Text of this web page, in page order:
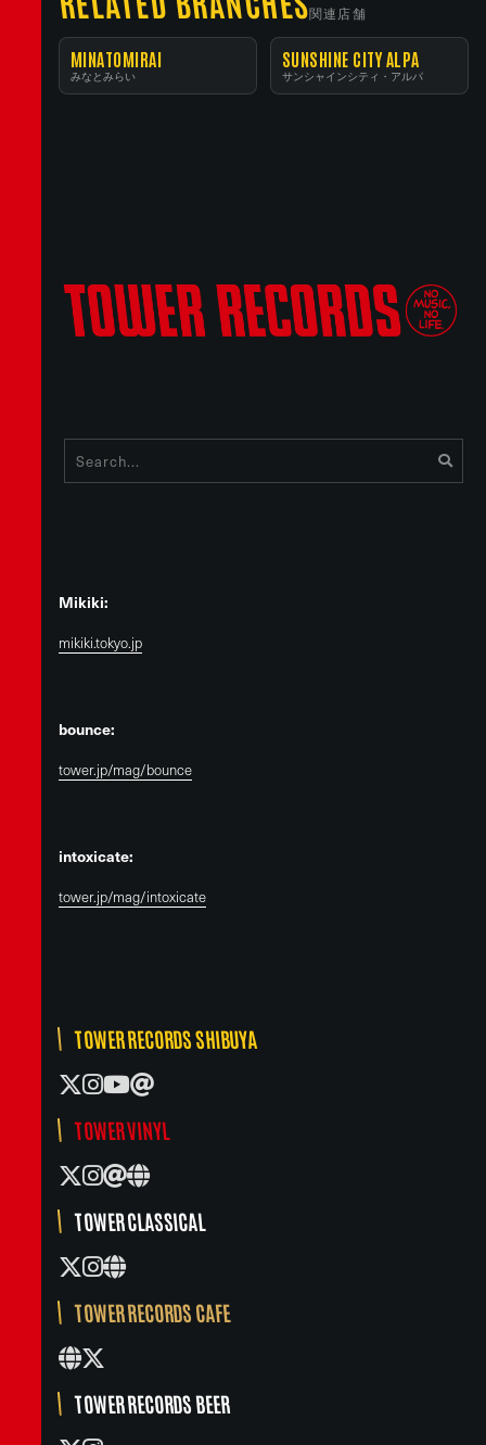
関連店舗
MINATOMIRAI
みなとみらい
SUNSHINE CITY ALPA
サンシャインシティ・アルパ
Mikiki:
mikiki.tokyo.jp
bounce:
tower.jp/mag/bounce
intoxicate:
tower.jp/mag/intoxicate
TOWER RECORDS SHIBUYA
TOWER VINYL
TOWER CLASSICAL
TOWER RECORDS CAFE
TOWER RECORDS BEER